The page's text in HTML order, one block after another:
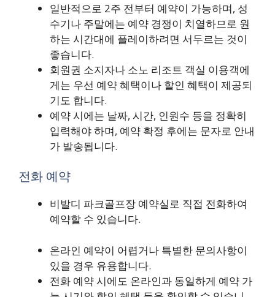
일반적으로 2주 전부터 예약이 가능하며, 성
수기나 주말에는 예약 경쟁이 치열하므로 원
하는 시간대에 플레이하려면 서두르는 것이
좋습니다.
회원권 소지자나 소노 리조트 객실 이용객에
게는 우선 예약 혜택이나 할인 혜택이 제공되
기도 합니다.
예약 시에는 날짜, 시간, 인원수 등을 정확히
입력해야 하며, 예약 확정 후에는 문자로 안내
가 발송됩니다.
전화 예약
비발디 파크골프장 예약실로 직접 전화하여
예약할 수 있습니다.
온라인 예약이 어렵거나 특별한 문의사항이
있을 경우 유용합니다.
전화 예약 시에도 온라인과 동일하게 예약 가